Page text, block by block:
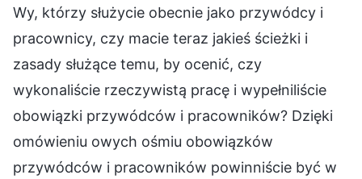
Wy, którzy służycie obecnie jako przywódcy i
pracownicy, czy macie teraz jakieś ścieżki i
zasady służące temu, by ocenić, czy
wykonaliście rzeczywistą pracę i wypełniliście
obowiązki przywódców i pracowników? Dzięki
omówieniu owych ośmiu obowiązków
przywódców i pracowników powinniście być w